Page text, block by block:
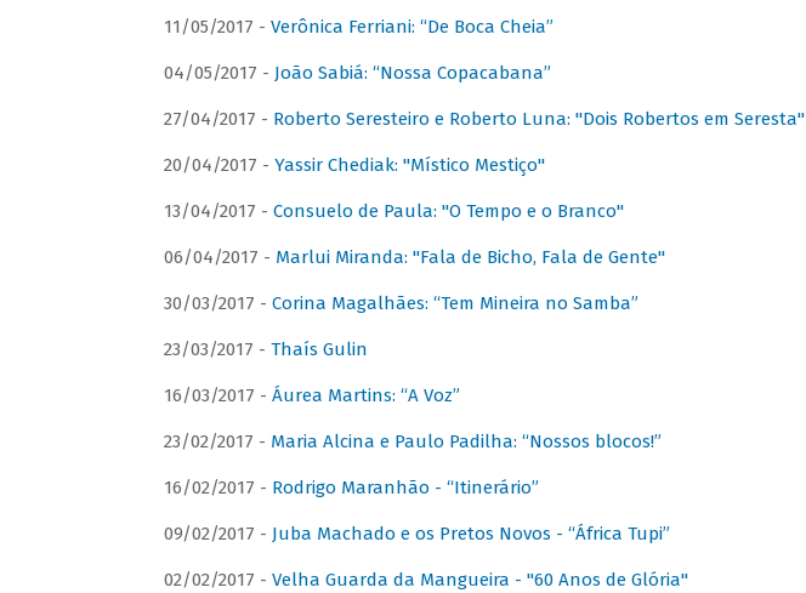
11/05/2017 - Verônica Ferriani: “De Boca Cheia”
04/05/2017 - João Sabiá: “Nossa Copacabana”
27/04/2017 - Roberto Seresteiro e Roberto Luna: "Dois Robertos em Seresta"
20/04/2017 - Yassir Chediak: "Místico Mestiço"
13/04/2017 - Consuelo de Paula: "O Tempo e o Branco"
06/04/2017 - Marlui Miranda: "Fala de Bicho, Fala de Gente"
30/03/2017 - Corina Magalhães: “Tem Mineira no Samba”
23/03/2017 - Thaís Gulin
16/03/2017 - Áurea Martins: “A Voz”
23/02/2017 - Maria Alcina e Paulo Padilha: “Nossos blocos!”
16/02/2017 - Rodrigo Maranhão - “Itinerário”
09/02/2017 - Juba Machado e os Pretos Novos - “África Tupi”
02/02/2017 - Velha Guarda da Mangueira - "60 Anos de Glória"